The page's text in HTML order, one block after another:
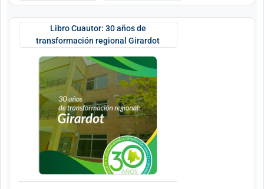
Libro Cuautor: 30 años de
transformación regional Girardot